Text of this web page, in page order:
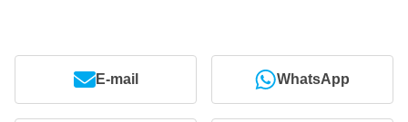
E-mail WhatsApp